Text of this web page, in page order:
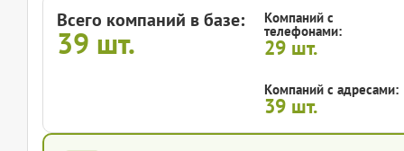
Всего компаний в базе:
39 шт.
Компаний с
телефонами:
29 шт.
Компаний с адресами:
39 шт.